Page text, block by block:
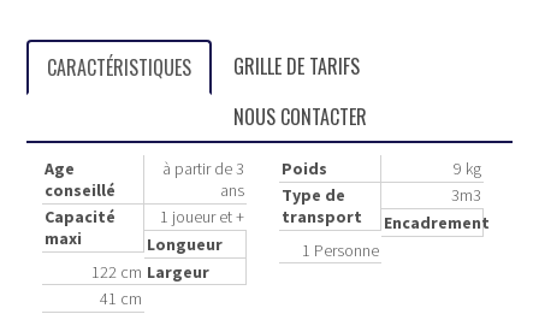
CARACTÉRISTIQUES
GRILLE DE TARIFS
NOUS CONTACTER
Age
conseillé
à partir de 3
ans
Capacité
maxi
1 joueur et +
Longueur
122 cm Largeur
41 cm
Poids
9 kg
Type de
transport
3m3
Encadrement
1 Personne